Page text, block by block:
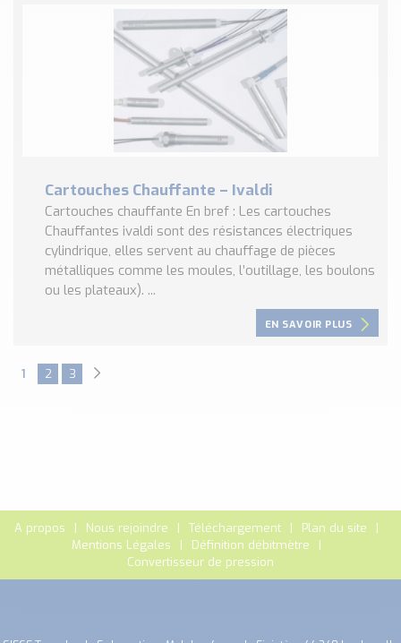
Cartouches Chauffante – Ivaldi
Cartouches chauffante En bref : Les cartouches
Chauffantes ivaldi sont des résistances électriques
cylindrique, elles servent au chauffage de pièces
métalliques comme les moules, l’outillage, les boulons
ou les plateaux). ...
EN SAVOIR PLUS
1 2 3
A propos Nous rejoindre Téléchargement
Plan du site
Mentions Légales
Définition débitmètre
Convertisseur de pression